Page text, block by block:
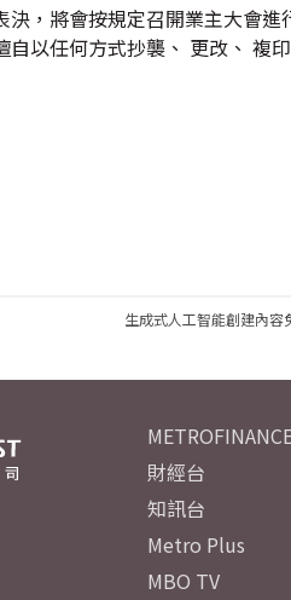
決，將會按規定召開業主大會
以任何方式抄襲、 更改、 複
生成式人工智能創建內容
財經台
知訊台
Metro Plus
MBO TV